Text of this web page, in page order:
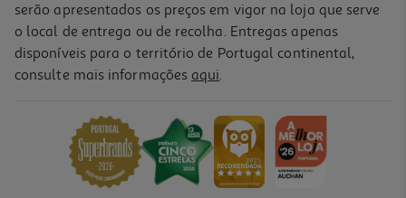
serão apresentados os preços em vigor na loja que serve
o local de entrega ou de recolha. Entregas apenas
disponíveis para o território de Portugal continental,
consulte mais informações aqui.